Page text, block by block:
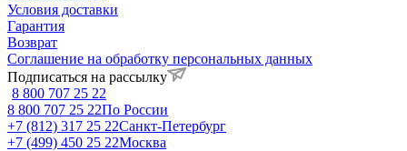
Условия доставки
Гарантия
Возврат
Соглашение на обработку персональных данных
Подписаться на рассылку
8 800 707 25 22
8 800 707 25 22По России
+7 (812) 317 25 22Санкт-Петербург
+7 (499) 450 25 22Москва